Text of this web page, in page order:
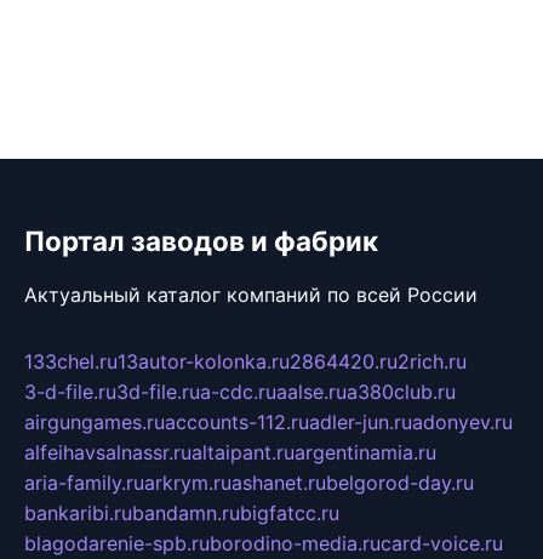
Портал заводов и фабрик
Актуальный каталог компаний по всей России
133chel.ru13autor-kolonka.ru2864420.ru2rich.ru
3-d-file.ru3d-file.rua-cdc.ruaalse.rua380club.ru
airgungames.ruaccounts-112.ruadler-jun.ruadonyev.ru
alfeihavsalnassr.rualtaipant.ruargentinamia.ru
aria-family.ruarkrym.ruashanet.rubelgorod-day.ru
bankaribi.rubandamn.rubigfatcc.ru
blagodarenie-spb.ruborodino-media.rucard-voice.ru